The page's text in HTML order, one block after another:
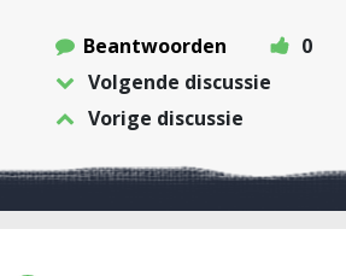
Beantwoorden
0
Volgende discussie
Vorige discussie